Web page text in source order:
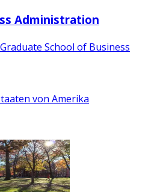
Administration
School of Business
von Amerika